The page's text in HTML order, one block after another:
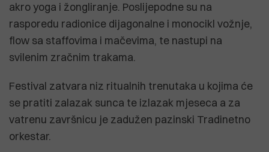
akro yoga i žongliranje. Poslijepodne su na
rasporedu radionice dijagonalne i monocikl vožnje,
flow sa staffovima i mačevima, te nastupi na
svilenim zračnim trakama.
Festival zatvara niz ritualnih trenutaka u kojima će
se pratiti zalazak sunca te izlazak mjeseca a za
vatrenu završnicu je zadužen pazinski Tradinetno
orkestar.